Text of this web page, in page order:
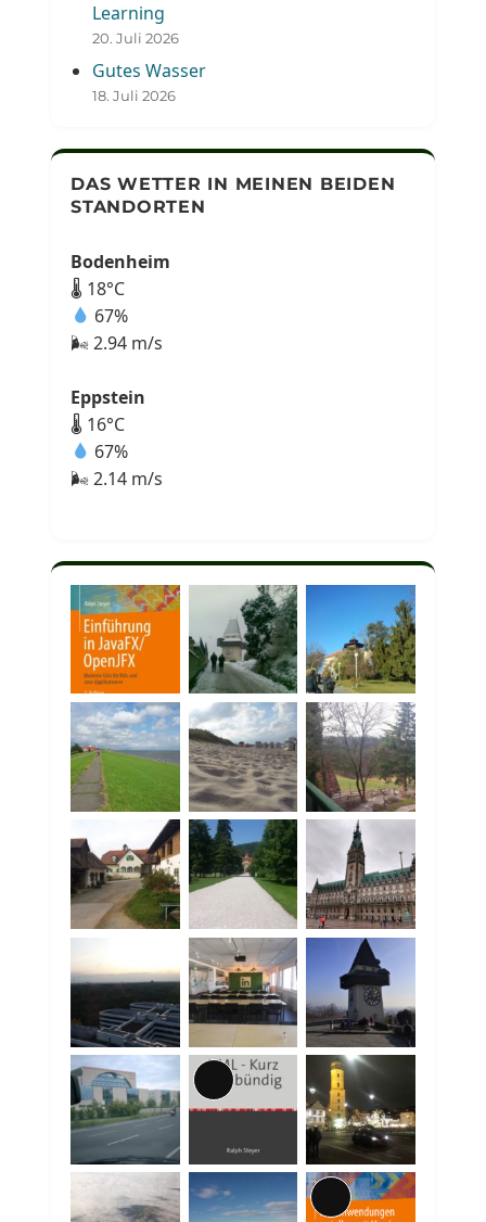
Learning
20. Juli 2026
Gutes Wasser
18. Juli 2026
DAS WETTER IN MEINEN BEIDEN
STANDORTEN
Bodenheim
🌡 18°C
67%
🌬 2.94 m/s
Eppstein
🌡 16°C
67%
🌬 2.14 m/s
Lange
Beschreibung
Lange